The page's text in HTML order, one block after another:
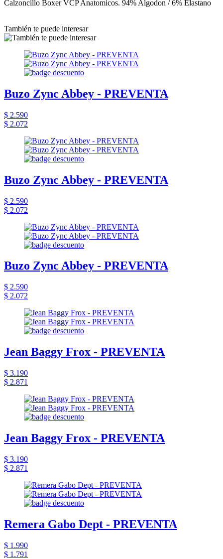
Calzoncillo Boxer VCP Anatomicos. 94% Algodon / 6% Elastano
También te puede interesar
Buzo Zync Abbey - PREVENTA
$ 2.590
$ 2.072
Buzo Zync Abbey - PREVENTA
$ 2.590
$ 2.072
Buzo Zync Abbey - PREVENTA
$ 2.590
$ 2.072
Jean Baggy Frox - PREVENTA
$ 3.190
$ 2.871
Jean Baggy Frox - PREVENTA
$ 3.190
$ 2.871
Remera Gabo Dept - PREVENTA
$ 1.990
$ 1.791